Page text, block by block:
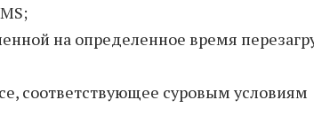
на определенное время
соответствующее суровым условиям